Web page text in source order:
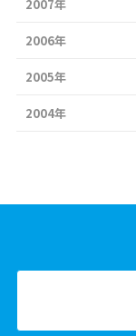
2007年
2006年
2005年
2004年